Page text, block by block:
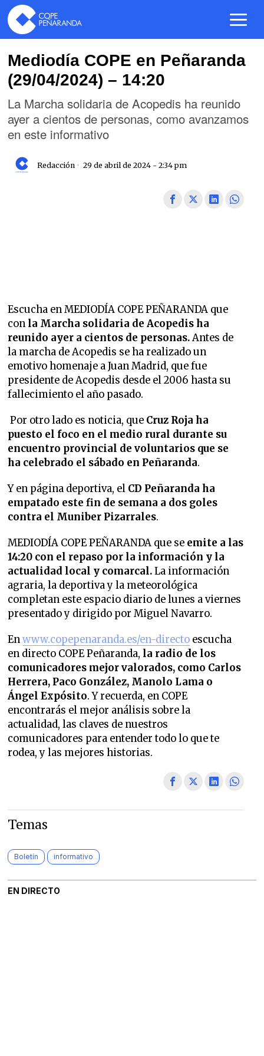
Mediodía COPE en Peñaranda
(29/04/2024) – 14:20
La Marcha solidaria de Acopedis ha reunido
ayer a cientos de personas, como avanzamos
en este informativo
Redacción 29 de abril de 2024 - 2:34 pm
Escucha en MEDIODÍA COPE PEÑARANDA que
con la Marcha solidaria de Acopedis ha
reunido ayer a cientos de personas.Antes de
la marcha de Acopedis se ha realizado un
emotivo homenaje a Juan Madrid, que fue
presidente de Acopedis desde el 2006 hasta su
fallecimiento el año pasado.
Por otro lado es noticia, que Cruz Roja ha
puesto el foco en el medio rural durante su
encuentro provincial de voluntarios que se
ha celebrado el sábado en Peñaranda.
Y en página deportiva, el CD Peñaranda ha
empatado este fin de semana a dos goles
contra el Muniber Pizarrales.
MEDIODÍA COPE PEÑARANDA que se emite a las
14:20 con el repaso por la información y la
actualidad local y comarcal.La información
agraria, la deportiva y la meteorológica
completan este espacio diario de lunes a viernes
presentado y dirigido por Miguel Navarro.
Enwww.copepenaranda.es/en-directo escucha
en directo COPE Peñaranda, la radio de los
comunicadores mejor valorados, como Carlos
Herrera, Paco González, Manolo Lama o
Ángel Expósito. Y recuerda, en COPE
encontrarás el mejor análisis sobre la
actualidad, las claves de nuestros
comunicadores para entender todo lo que te
rodea, y las mejores historias.
Temas
Boletín informativo
EN DIRECTO